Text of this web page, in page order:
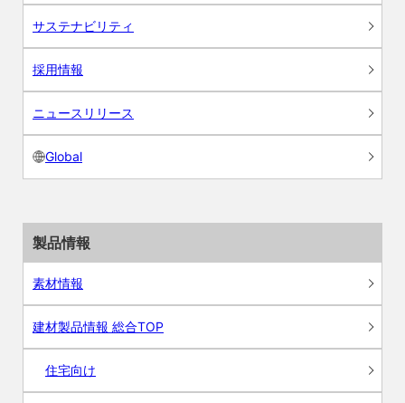
サステナビリティ
採用情報
ニュースリリース
Global
製品情報
素材情報
建材製品情報 総合TOP
住宅向け